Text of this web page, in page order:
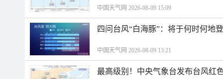
中国天气网 2026-08-09 15:09
四问台风“白海豚”：将于何时何地
中国天气网 2026-08-09 13:21
最高级别！中央气象台发布台风红